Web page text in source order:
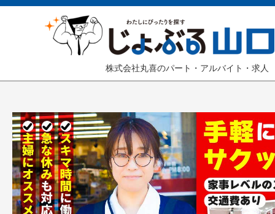
株式会社丸喜のパート・アルバイト・求人